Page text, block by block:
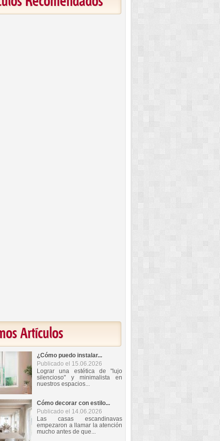
Artículos
¿Cómo puedo instalar...
Publicado el 15.06.2026
Lograr una estética de "lujo
silencioso" y minimalista en
nuestros espacios...
Cómo decorar con estilo...
Publicado el 14.06.2026
Las casas escandinavas
empezaron a llamar la atención
mucho antes de que...